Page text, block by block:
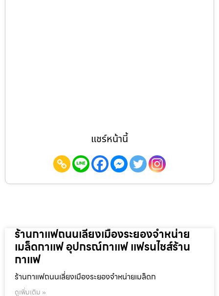
แชร์หน้านี้
ร้านกาแฟถนนเลี่ยงเมืองระยองจำหน่าย
เมล็ดกาแฟ อุปกรณ์กาแฟ แฟรนไชส์ร้าน
กาแฟ
ร้านกาแฟถนนเลี่ยงเมืองระยองจำหน่ายเมล็ดก
ดูเพิ่มเติม »